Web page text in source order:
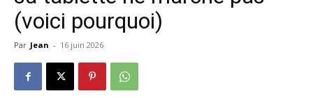
(voici pourquoi)
Par Jean - 16 juin 2026